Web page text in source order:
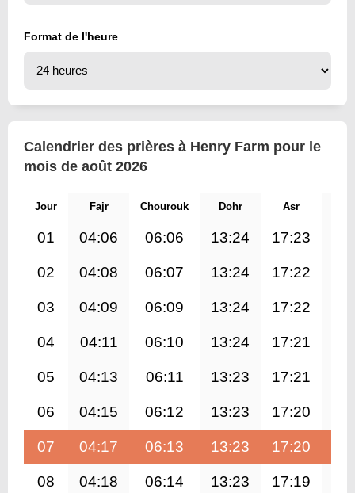
Format de l'heure
Calendrier des prières à Henry Farm pour le
mois de août 2026
Jour Fajr Chourouk Dohr Asr
01 04:06 06:06 13:24 17:23
02 04:08 06:07 13:24 17:22
03 04:09 06:09 13:24 17:22
04 04:11 06:10 13:24 17:21
05 04:13 06:11 13:23 17:21
06 04:15 06:12 13:23 17:20
07 04:17 06:13 13:23 17:20
08 04:18 06:14 13:23 17:19